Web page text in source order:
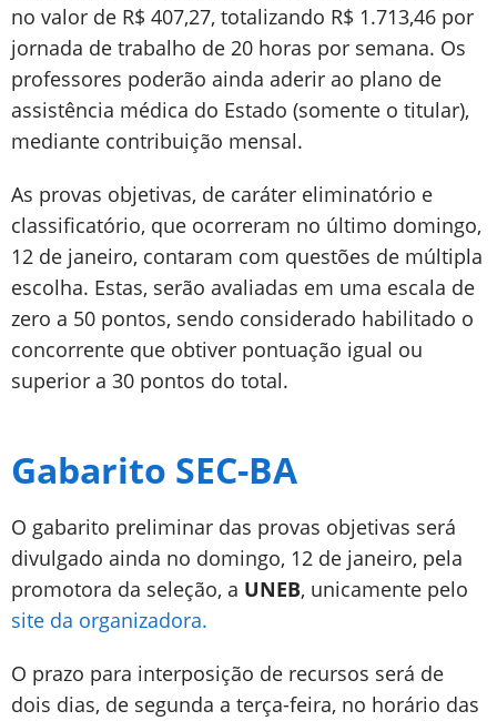
no valor de R$ 407,27, totalizando R$ 1.713,46 por
jornada de trabalho de 20 horas por semana. Os
professores poderão ainda aderir ao plano de
assistência médica do Estado (somente o titular),
mediante contribuição mensal.
As provas objetivas, de caráter eliminatório e
classificatório, que ocorreram no último domingo,
12 de janeiro, contaram com questões de múltipla
escolha. Estas, serão avaliadas em uma escala de
zero a 50 pontos, sendo considerado habilitado o
concorrente que obtiver pontuação igual ou
superior a 30 pontos do total.
Gabarito SEC-BA
O gabarito preliminar das provas objetivas será
divulgado ainda no domingo, 12 de janeiro, pela
promotora da seleção, a UNEB, unicamente pelo
site da organizadora.
O prazo para interposição de recursos será de
dois dias, de segunda a terça-feira, no horário das